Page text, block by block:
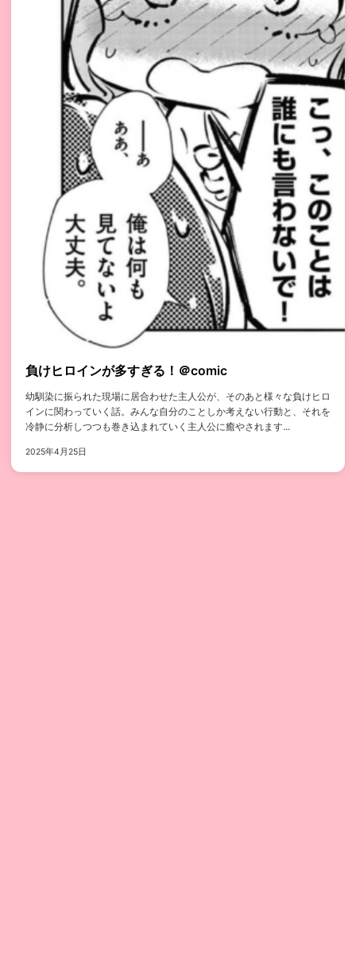
負けヒロインが多すぎる！＠comic
幼馴染に振られた現場に居合わせた主人公が、そのあと様々な負けヒロ
インに関わっていく話。みんな自分のことしか考えない行動と、それを
冷静に分析しつつも巻き込まれていく主人公に癒やされます...
2025年4月25日